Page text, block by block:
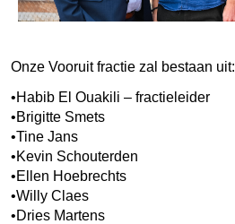
Onze Vooruit fractie zal bestaan uit:
•Habib El Ouakili – fractieleider
•Brigitte Smets
•Tine Jans
•Kevin Schouterden
•Ellen Hoebrechts
•Willy Claes
•Dries Martens